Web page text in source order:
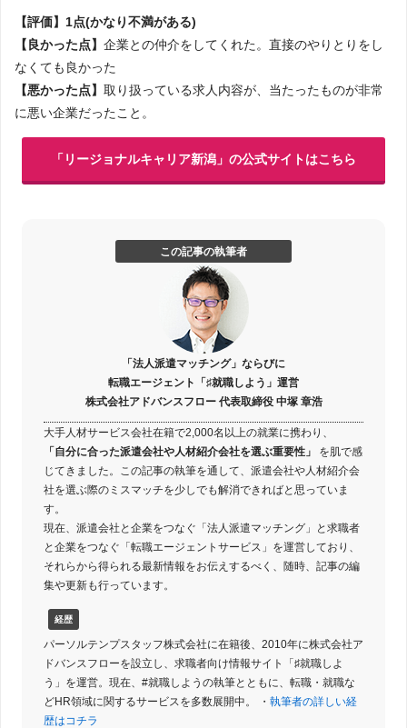
【評価】1点(かなり不満がある)
【良かった点】 企業との仲介をしてくれた。直接のやりとりをし
なくても良かった
【悪かった点】 取り扱っている求人内容が、当たったものが非常
に悪い企業だったこと。
「リージョナルキャリア新潟」の公式サイトはこちら
この記事の執筆者
「法人派遣マッチング」ならびに
転職エージェント「♯就職しよう」運営
株式会社アドバンスフロー 代表取締役 中塚 章浩
大手人材サービス会社在籍で2,000名以上の就業に携わり、
「自分に合った派遣会社や人材紹介会社を選ぶ重要性」
を肌で感
じてきました。この記事の執筆を通して、派遣会社や人材紹介会
社を選ぶ際のミスマッチを少しでも解消できればと思っていま
す。
現在、派遣会社と企業をつなぐ「法人派遣マッチング」と求職者
と企業をつなぐ「転職エージェントサービス」を運営しており、
それらから得られる最新情報をお伝えするべく、随時、記事の編
集や更新も行っています。
経歴
パーソルテンプスタッフ株式会社に在籍後、2010年に株式会社ア
ドバンスフローを設立し、求職者向け情報サイト「♯就職しよ
う」を運営。現在、#就職しようの執筆とともに、転職・就職な
どHR領域に関するサービスを多数展開中。 ・ 執筆者の詳しい経
歴はコチラ